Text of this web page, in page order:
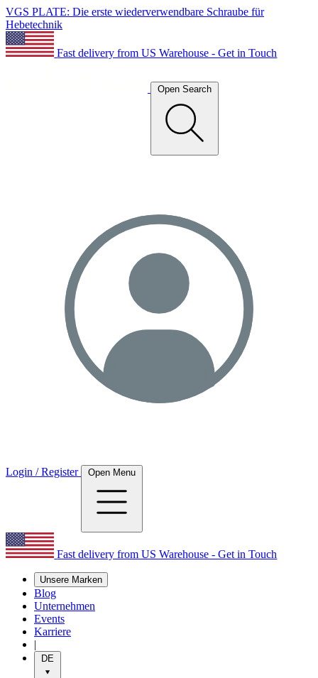
VGS PLATE: Die erste wiederverwendbare Schraube für
Hebetechnik
Fast delivery from US Warehouse - Get in Touch
Open Search
Login / Register Open Menu
Fast delivery from US Warehouse - Get in Touch
Unsere Marken
Blog
Unternehmen
Events
Karriere
|
DE